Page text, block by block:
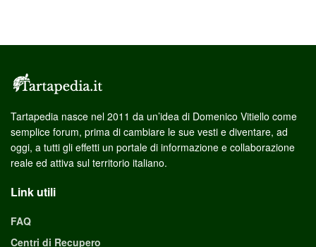
Tartapedia nasce nel 2011 da un’idea di Domenico Vitiello come
semplice forum, prima di cambiare le sue vesti e diventare, ad
oggi, a tutti gli effetti un portale di informazione e collaborazione
reale ed attiva sul territorio italiano.
Link utili
FAQ
Centri di Recupero